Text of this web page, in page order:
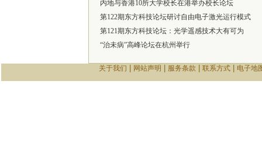
内地与香港10所大学校长在港举办校长论坛
第122期东方科技论坛研讨自由电子激光运行模式
第121期东方科技论坛：光学遥感技术大有可为
“治未病”高峰论坛在杭州举行
关于我们 网站声明 服务条款 联系方式| 电子地